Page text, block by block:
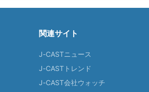
関連サイト
J-CASTニュース
J-CASTトレンド
J-CAST会社ウォッチ